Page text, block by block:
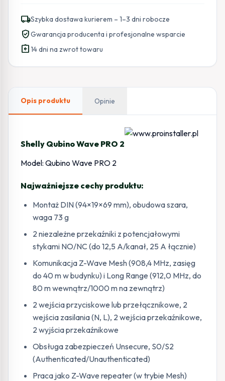
local_shippingSzybka dostawa kurierem – 1–3 dni robocze
verified_userGwarancja producenta i profesjonalne wsparcie
assignment_return14 dni na zwrot towaru
Opis produktu Opinie
Shelly Qubino Wave PRO 2
Model: Qubino Wave PRO 2
Najważniejsze cechy produktu:
Montaż DIN (94×19×69 mm), obudowa szara,
waga 73 g
2 niezależne przekaźniki z potencjałowymi
stykami NO/NC (do 12,5 A/kanał, 25 A łącznie)
Komunikacja Z-Wave Mesh (908,4 MHz, zasięg
do 40 m w budynku) i Long Range (912,0 MHz, do
80 m wewnątrz/1000 m na zewnątrz)
2 wejścia przyciskowe lub przełącznikowe, 2
wejścia zasilania (N, L), 2 wejścia przekaźnikowe,
2 wyjścia przekaźnikowe
Obsługa zabezpieczeń Unsecure, S0/S2
(Authenticated/Unauthenticated)
Praca jako Z-Wave repeater (w trybie Mesh)